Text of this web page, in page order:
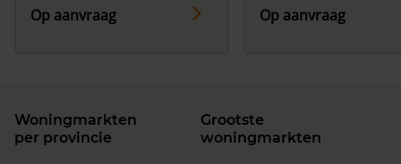
Op aanvraag
Op aanvraag
Woningmarkten
per provincie
Grootste
woningmarkten